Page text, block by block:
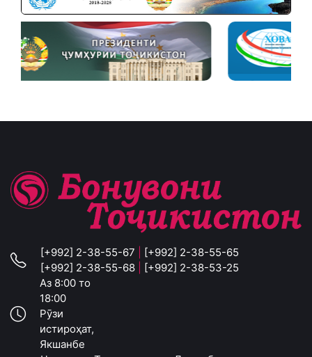
[+992] 2-38-55-67
[+992] 2-38-55-65
[+992] 2-38-55-68
[+992] 2-38-53-25
Аз 8:00 то
18:00
Рӯзи
истироҳат,
Якшанбе